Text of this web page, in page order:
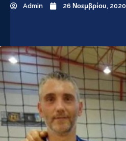
Admin 26 Νοεμβρίου, 2020